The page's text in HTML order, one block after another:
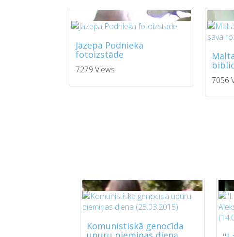
Jāzepa Podnieka
fotoizstāde
7279 Views
7056
Komunistiskā genocīda